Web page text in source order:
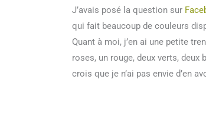
J’avais posé la question sur
qui fait beaucoup de couleurs
Quant à moi, j’en ai une petite
roses, un rouge, deux verts,
crois que je n’ai pas envie d’en